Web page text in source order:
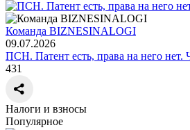
Команда BIZNESINALOGI
09.07.2026
ПСН. Патент есть, права на него нет.
431
Налоги и взносы
Популярное